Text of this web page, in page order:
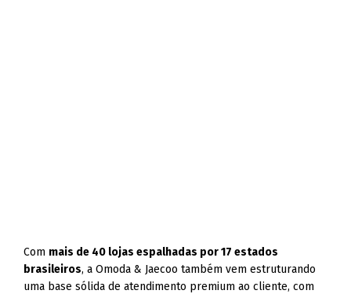
Com mais de 40 lojas espalhadas por 17 estados
brasileiros, a Omoda & Jaecoo também vem estruturando
uma base sólida de atendimento premium ao cliente, com